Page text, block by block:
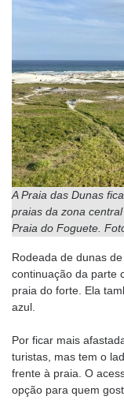
A Praia das Dunas
praias da zona
Praia do Foguete.
Rodeada de dunas
continuação da parte
praia do forte. Ela
azul.
Por ficar mais
turistas, mas tem o
frente à praia. O
opção para quem